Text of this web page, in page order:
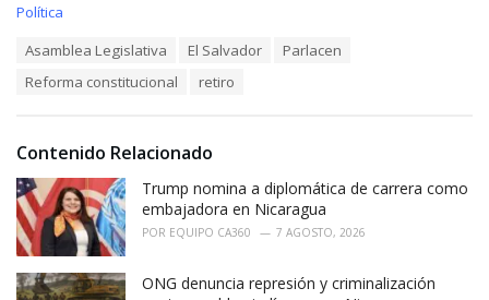
C
i
s
:
Política
Asamblea Legislativa El Salvador
Parlacen
Reforma constitucional
retiro
Contenido Relacionado
Trump nomina a diplomática de carrera como
embajadora en Nicaragua
POR EQUIPO CA360 7 AGOSTO, 2026
ONG denuncia represión y criminalización